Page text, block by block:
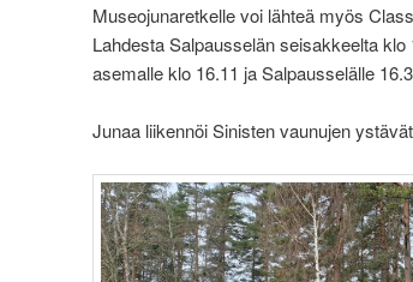
Museojunaretkelle voi lähteä myös
Lahdesta Salpausselän seisakkeelta
asemalle klo 16.11 ja Salpausselälle
Junaa liikennöi Sinisten vaunujen